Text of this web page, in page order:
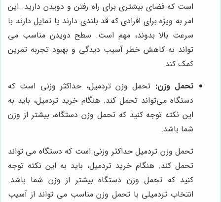
است که فضای بیشتری برای راه رفتن و دویدن دارید. این
امر به ویژه برای افرادی که قد بلندی دارند یا تمایل دارند با
سرعت بالا بدوند، مهم است. سطح دویدن مناسب می
تواند به کاهش خطر آسیب دیدگی و بهبود تجربه تمرین
کمک کند.
تحمل وزن: تحمل وزن تردمیل، حداکثر وزنی است که
دستگاه می‌تواند تحمل کند. هنگام خرید تردمیل، باید به
این نکته توجه کنید که تحمل وزن دستگاه، بیشتر از وزن
شما باشد.
تحمل وزن تردمیل حداکثر وزنی است که دستگاه می تواند
تحمل کند. هنگام خرید تردمیل، باید به این نکته توجه
کنید که تحمل وزن دستگاه بیشتر از وزن شما باشد.
انتخاب تردمیلی با تحمل وزن مناسب می تواند از آسیب